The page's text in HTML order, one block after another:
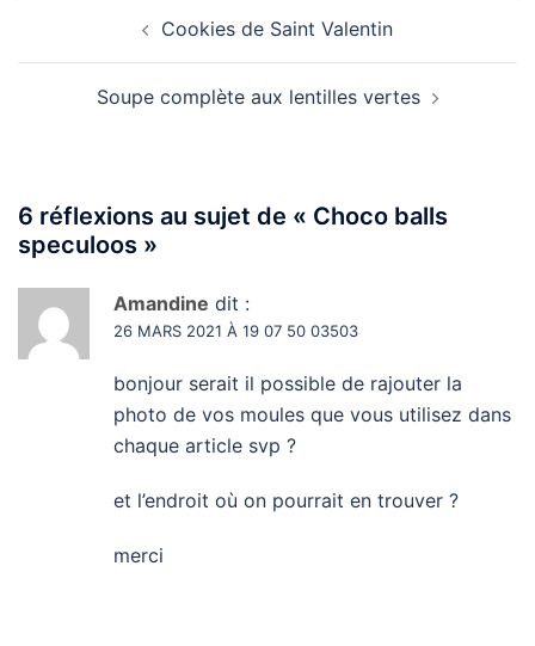
Cookies de Saint Valentin
Soupe complète aux lentilles vertes
6 réflexions au sujet de « Choco balls
speculoos »
Amandine dit :
26 MARS 2021 À 19 07 50 03503
bonjour serait il possible de rajouter la
photo de vos moules que vous utilisez dans
chaque article svp ?
et l’endroit où on pourrait en trouver ?
merci